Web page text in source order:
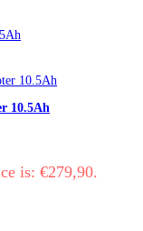
10.5Ah
is: €279,90.